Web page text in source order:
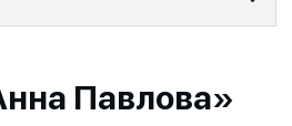
Павлова»